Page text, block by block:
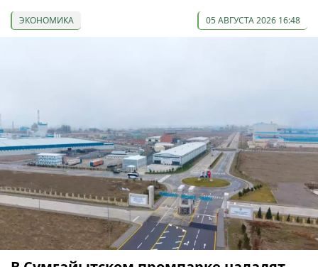
ЭКОНОМИКА 05 АВГУСТА 2026 16:48